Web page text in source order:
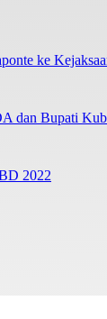
ke
dan Bupati
2022